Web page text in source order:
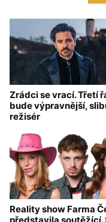
Zrádci se vrací. Třetí
bude výpravnější,
režisér
Reality show Farma